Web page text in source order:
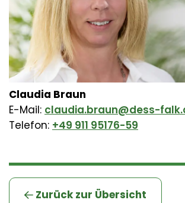
Claudia Braun
E-Mail: claudia.braun@dess-
Telefon: +49 911 95176-59
Zurück zur Übersicht